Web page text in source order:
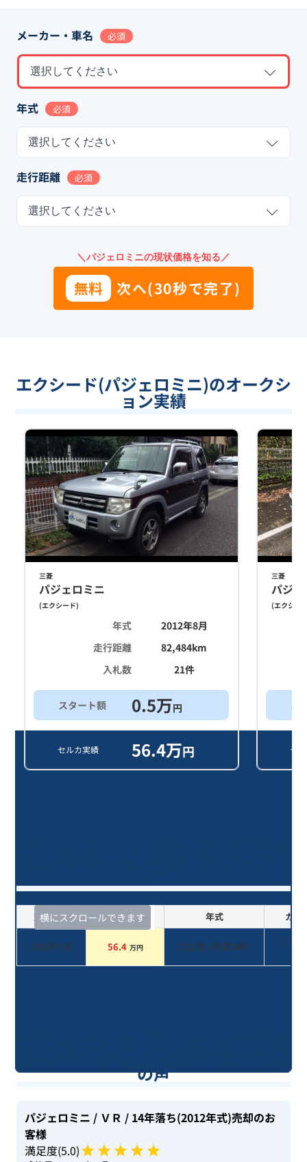
メーカー・車名 必須
選択してください
年式 必須
選択してください
走行距離 必須
選択してください
＼パジェロミニの現状価格を知る／
無料 次へ(30秒で完了)
エクシード(パジェロミニ)のオークシ
ョン実績
三菱
パジェロミニ
(エクシード)
年式
2012年8月
走行距離
82,484km
入札数
21件
スタート額 0.5万円
セルカ実績 56.4万円
三菱
パジ
(エクシー
ス
セ
横にスクロールできます
査定時期 セルカ実績 年式 カラ
2022年7月 56.4 万円 2012年 (平成24年)
シル
の声
パジェロミニ / ＶＲ / 14年落ち(2012年式)売却のお
客様
満足度(5.0)